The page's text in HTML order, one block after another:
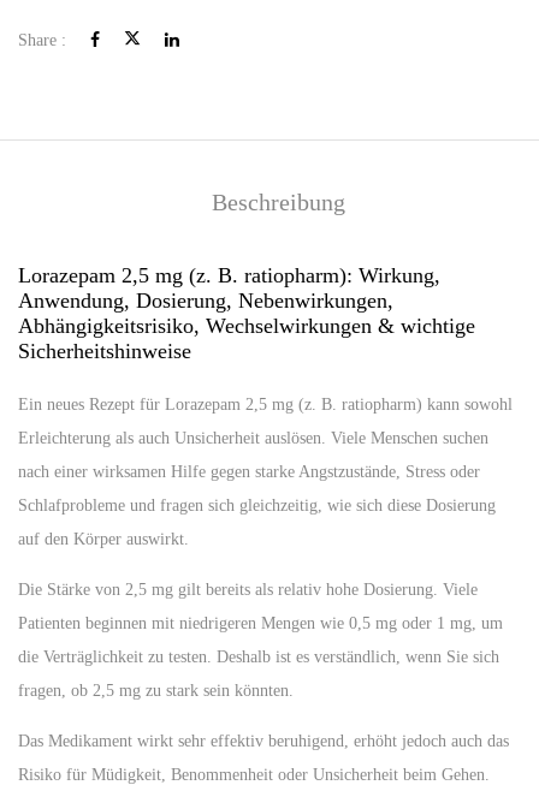
Share :
Beschreibung
Lorazepam 2,5 mg (z. B. ratiopharm): Wirkung,
Anwendung, Dosierung, Nebenwirkungen,
Abhängigkeitsrisiko, Wechselwirkungen & wichtige
Sicherheitshinweise
Ein neues Rezept für Lorazepam 2,5 mg (z. B. ratiopharm) kann sowohl
Erleichterung als auch Unsicherheit auslösen. Viele Menschen suchen
nach einer wirksamen Hilfe gegen starke Angstzustände, Stress oder
Schlafprobleme und fragen sich gleichzeitig, wie sich diese Dosierung
auf den Körper auswirkt.
Die Stärke von 2,5 mg gilt bereits als relativ hohe Dosierung. Viele
Patienten beginnen mit niedrigeren Mengen wie 0,5 mg oder 1 mg, um
die Verträglichkeit zu testen. Deshalb ist es verständlich, wenn Sie sich
fragen, ob 2,5 mg zu stark sein könnten.
Das Medikament wirkt sehr effektiv beruhigend, erhöht jedoch auch das
Risiko für Müdigkeit, Benommenheit oder Unsicherheit beim Gehen.